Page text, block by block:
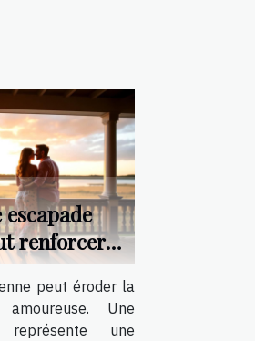
renforcer
?
peut éroder la
Une
représente une